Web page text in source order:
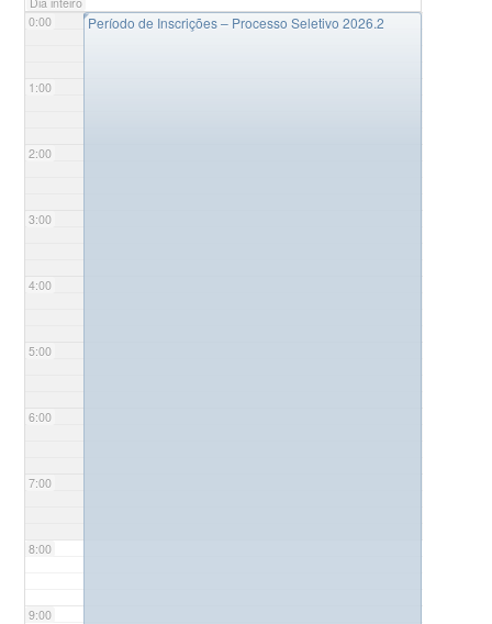
0:00
1:00
2:00
3:00
4:00
5:00
6:00
7:00
8:00
9:00
◤Período de Inscrições – Processo Seletivo 2026.2